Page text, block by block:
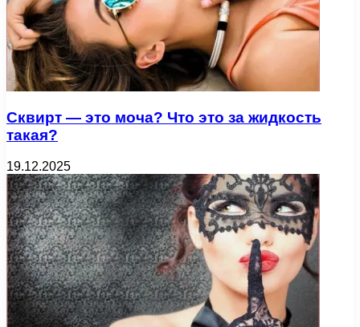
Сквирт — это моча? Что это за жидкость
такая?
19.12.2025